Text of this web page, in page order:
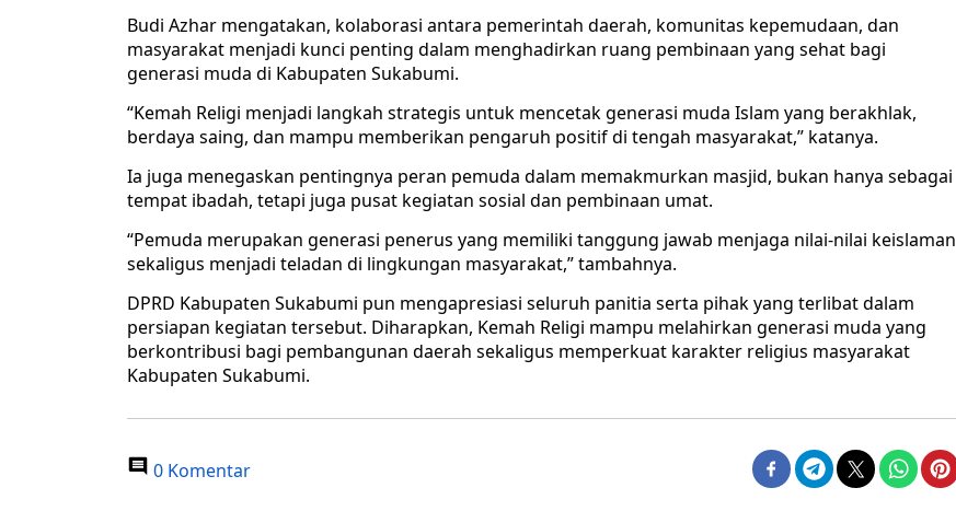
Budi Azhar mengatakan, kolaborasi antara pemerintah daerah, komunitas kepemudaan, dan
masyarakat menjadi kunci penting dalam menghadirkan ruang pembinaan yang sehat bagi
generasi muda di Kabupaten Sukabumi.
“Kemah Religi menjadi langkah strategis untuk mencetak generasi muda Islam yang berakhlak,
berdaya saing, dan mampu memberikan pengaruh positif di tengah masyarakat,” katanya.
Ia juga menegaskan pentingnya peran pemuda dalam memakmurkan masjid, bukan hanya sebagai
tempat ibadah, tetapi juga pusat kegiatan sosial dan pembinaan umat.
“Pemuda merupakan generasi penerus yang memiliki tanggung jawab menjaga nilai-nilai keislaman
sekaligus menjadi teladan di lingkungan masyarakat,” tambahnya.
DPRD Kabupaten Sukabumi pun mengapresiasi seluruh panitia serta pihak yang terlibat dalam
persiapan kegiatan tersebut. Diharapkan, Kemah Religi mampu melahirkan generasi muda yang
berkontribusi bagi pembangunan daerah sekaligus memperkuat karakter religius masyarakat
Kabupaten Sukabumi.
0 Komentar